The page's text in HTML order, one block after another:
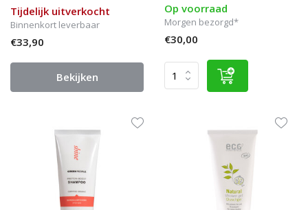
Tijdelijk uitverkocht
Binnenkort leverbaar
€33,90
Bekijken
Op voorraad
Morgen bezorgd*
€30,00